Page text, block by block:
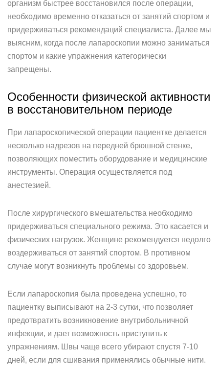
организм быстрее восстановился после операции,
необходимо временно отказаться от занятий спортом и
придерживаться рекомендаций специалиста. Далее мы
выясним, когда после лапароскопии можно заниматься
спортом и какие упражнения категорически
запрещены.
Особенности физической активности
в восстановительном периоде
При лапароскопической операции пациентке делается
несколько надрезов на передней брюшной стенке,
позволяющих поместить оборудование и медицинские
инструменты. Операция осуществляется под
анестезией.
После хирургического вмешательства необходимо
придерживаться специального режима. Это касается и
физических нагрузок. Женщине рекомендуется недолго
воздерживаться от занятий спортом. В противном
случае могут возникнуть проблемы со здоровьем.
Если лапароскопия была проведена успешно, то
пациентку выписывают на 2-3 сутки, что позволяет
предотвратить возникновение внутрибольничной
инфекции, и дает возможность приступить к
упражнениям. Швы чаще всего убирают спустя 7-10
дней, если для сшивания применялись обычные нити.